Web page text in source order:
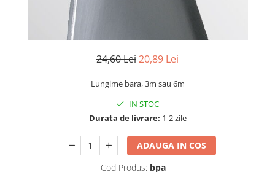
24,60 Lei20,89 Lei
Lungime bara, 3m sau 6m
IN STOC
Durata de livrare: 1-2 zile
ADAUGA IN COS
Cod Produs: bpa